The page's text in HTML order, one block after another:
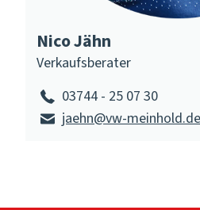
Nico Jähn
Verkaufsberater
03744 - 25 07 30
jaehn@vw-meinhold.de